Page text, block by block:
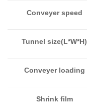
Conveyer speed
Tunnel size(L*W*H)
Conveyer loading
Shrink film